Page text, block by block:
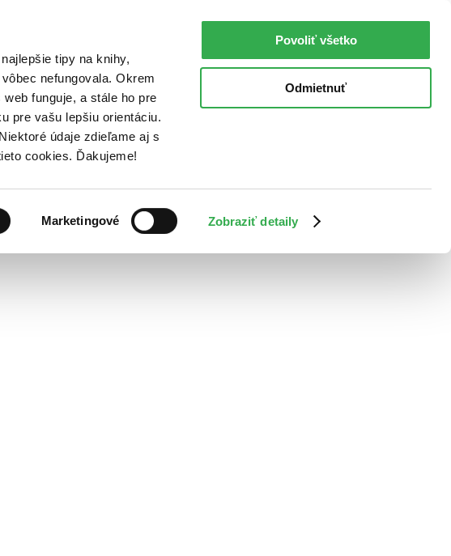
tipy na knihy,
nefungovala. Okrem
funguje, a stále ho pre
pre vašu lepšiu orientáciu.
údaje zdieľame aj s
cookies. Ďakujeme!
Marketingové Zobraziť detaily
Povoliť všetko
Odmietnuť